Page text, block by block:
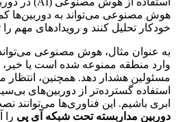
هوش مصنوعی می‌تواند به دوربین‌ها
خودکار تحلیل کنند و رویدادهای مهم
به عنوان مثال، هوش مصنوعی
وارد منطقه ممنوعه شده است یا خیر،
مسئولین هشدار دهد. همچنین، انتظار
استفاده گسترده‌تر از دوربین‌های
ابری باشیم. این فناوری‌ها
دوربین مداربسته تحت شبکه آی پی را